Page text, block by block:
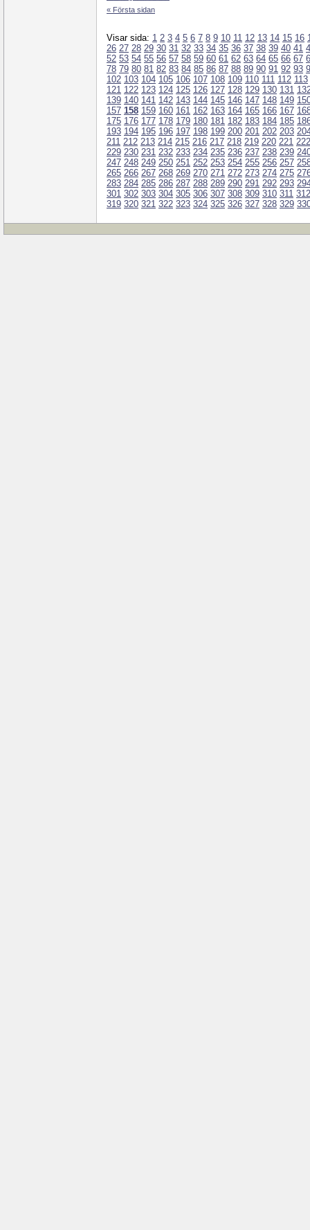
« Första sidan
Visar sida: 1 2 3 4 5 6 7 8 9 10 11 12 13 14 15 16
26 27 28 29 30 31 32 33 34 35 36 37 38 39 40 41
52 53 54 55 56 57 58 59 60 61 62 63 64 65 66 67
78 79 80 81 82 83 84 85 86 87 88 89 90 91 92 93
102 103 104 105 106 107 108 109 110 111 112 113
121 122 123 124 125 126 127 128 129 130 131
139 140 141 142 143 144 145 146 147 148 149
157 158 159 160 161 162 163 164 165 166 167
175 176 177 178 179 180 181 182 183 184 185
193 194 195 196 197 198 199 200 201 202 203
211 212 213 214 215 216 217 218 219 220 221 222
229 230 231 232 233 234 235 236 237 238 239
247 248 249 250 251 252 253 254 255 256 257
265 266 267 268 269 270 271 272 273 274 275
283 284 285 286 287 288 289 290 291 292 293
301 302 303 304 305 306 307 308 309 310 311 312
319 320 321 322 323 324 325 326 327 328 329